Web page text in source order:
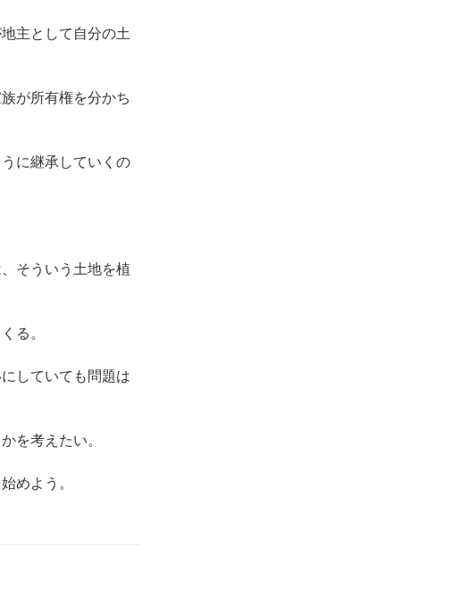
主として自分の土
が所有権を分かち
に継承していくの
そういう土地を植
る。
していても問題は
を考えたい。
めよう。